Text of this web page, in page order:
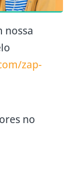
nossa
zap-
no